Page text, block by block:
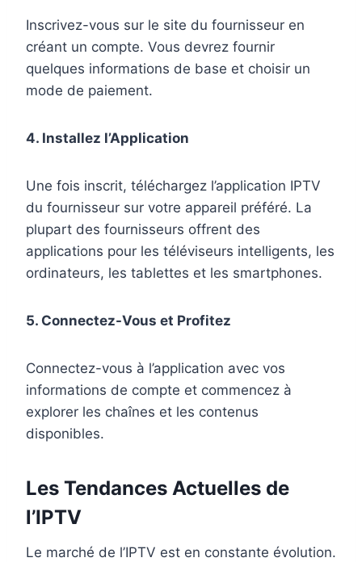
Inscrivez-vous sur le site du fournisseur en
créant un compte. Vous devrez fournir
quelques informations de base et choisir un
mode de paiement.
4. Installez l’Application
Une fois inscrit, téléchargez l’application IPTV
du fournisseur sur votre appareil préféré. La
plupart des fournisseurs offrent des
applications pour les téléviseurs intelligents, les
ordinateurs, les tablettes et les smartphones.
5. Connectez-Vous et Profitez
Connectez-vous à l’application avec vos
informations de compte et commencez à
explorer les chaînes et les contenus
disponibles.
Les Tendances Actuelles de
l’IPTV
Le marché de l’IPTV est en constante évolution.